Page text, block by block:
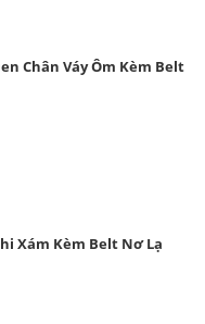
Chân Váy Ôm Kèm Belt
Xám Kèm Belt Nơ Lạ